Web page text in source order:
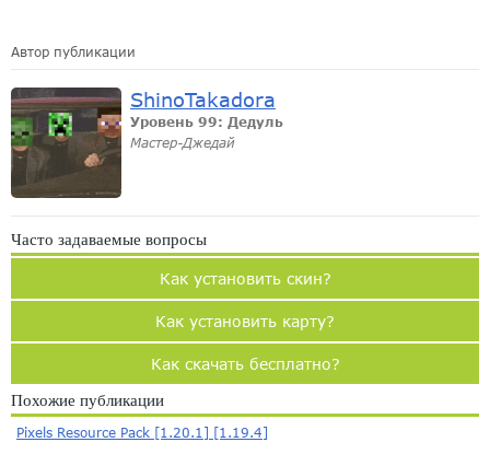
Автор публикации
ShinoTakadora
Уровень 99: Дедуль
Мастер-Джедай
Часто задаваемые вопросы
Как установить скин?
Как установить карту?
Как скачать бесплатно?
Похожие публикации
Pixels Resource Pack [1.20.1] [1.19.4]